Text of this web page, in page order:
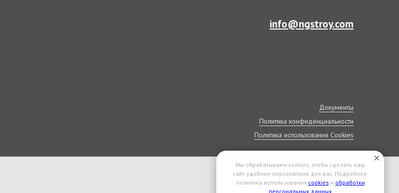
Мы обрабатываем cookies, чтобы сделать наш
сайт удобнее персонально для вас. Подробнее:
политика использования cookies и обработки
персональных данных
info@ngstroy.com
Документы
Политика конфиденциальности
Политика использования Cookies